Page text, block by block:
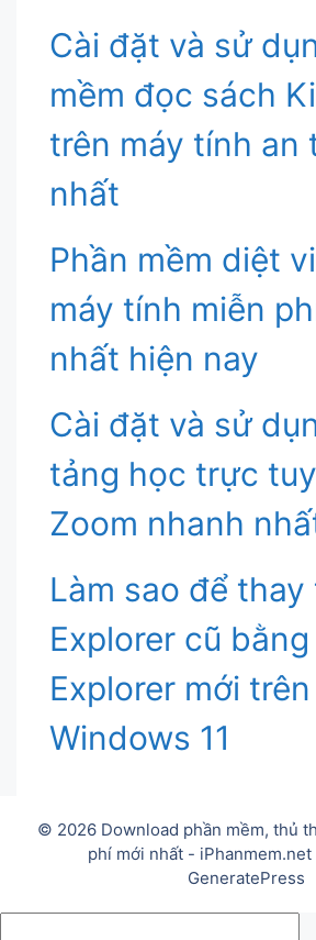
Cài đặt và sử
mềm đọc sách
trên máy tính an
nhất
Phần mềm diệt
máy tính miễn
nhất hiện nay
Cài đặt và sử
tảng học trực
Zoom nhanh
Làm sao để thay
Explorer cũ bằng
Explorer mới trên
Windows 11
© 2026 Download phần mềm, thủ
phí mới nhất - iPhanmem.net
GeneratePress